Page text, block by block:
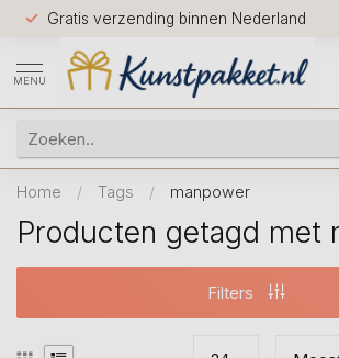
Gratis verzending binnen Nederland
MENU
Home / Tags / manpower
Producten getagd met
Filters